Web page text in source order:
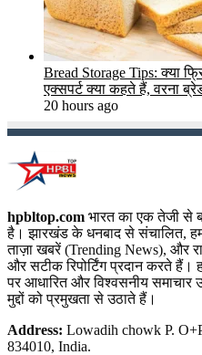
Bread Storage Tips: क्या
एक्सपर्ट क्या कहते हैं, वरना
20 hours ago
hpbltop.com भारत का एक तेजी से
है। झारखंड के धनबाद से संचालित,
ताज़ा खबरें (Trending News), और
और सटीक रिपोर्टिंग प्रदान करते हैं।
पर आधारित और विश्वसनीय
मुद्दों को प्रमुखता से उठाते हैं।
Address: Lowadih chowk P.
834010, India.